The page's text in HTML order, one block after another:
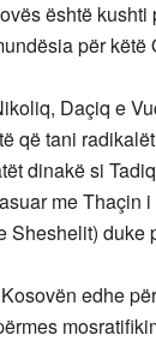
është
për këtë
Daçiq e
që tani
dinakë si
me Thaçin
duke
edhe